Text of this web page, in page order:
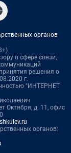
органов
в сфере связи,
решения о
г.
"ИНТЕРНЕТ
Октября, д. 11, офис
органов: